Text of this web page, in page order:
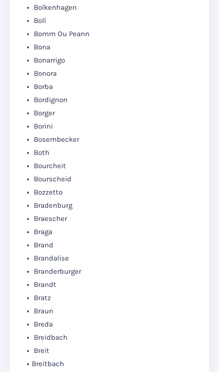
Bolkenhagen
Boll
Bomm Ou Peann
Bona
Bonarrigo
Bonora
Borba
Bordignon
Borger
Borini
Bosembecker
Both
Bourcheit
Bourscheid
Bozzetto
Bradenburg
Braescher
Braga
Brand
Brandalise
Branderburger
Brandt
Bratz
Braun
Breda
Breidbach
Breit
Breitbach